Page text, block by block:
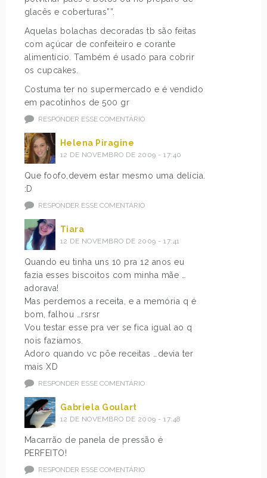
glacês e coberturas””.
Aquelas bolachas decoradas tb são feitas
com açúcar de confeiteiro e corante
alimentício. Também é usado para cobrir
os cupcakes.
Costuma ter no supermercado e é vendido
em pacotinhos de 500 gr
RESPONDER ESSE COMENTÁRIO
Helena Piragine
12 DE NOVEMBRO DE 2009 - 17:40
Que foofo,devem estar mesmo uma delícia.
:D
RESPONDER ESSE COMENTÁRIO
Tiara
12 DE NOVEMBRO DE 2009 - 17:41
Quando eu tinha uns 10 pra 12 anos eu
fazia esses biscoitos com minha mãe …
adorava!
Mas perdemos a receita, e a memória q é
bom, falhou …rsrsr
Vou testar esse pra ver se fica igual ao q
nois faziamos.
Adoro quando vc põe receitas …devia ter
mais XD
RESPONDER ESSE COMENTÁRIO
Gabriela Goulart
12 DE NOVEMBRO DE 2009 - 17:48
Macarrão de panela de pressão é
PERFEITO!
RESPONDER ESSE COMENTÁRIO